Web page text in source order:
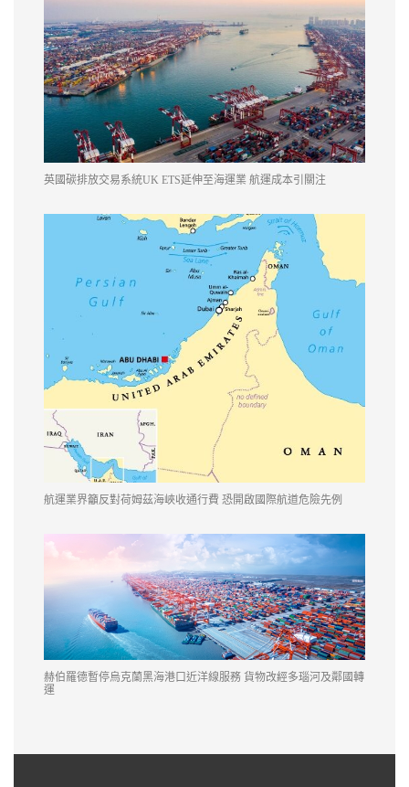
英國碳排放交易系統UK ETS延伸至海運業 航運成本引關注
航運業界籲反對荷姆茲海峽收通行費 恐開啟國際航道危險先例
赫伯羅德暫停烏克蘭黑海港口近洋線服務 貨物改經多瑙河及鄰國轉
運